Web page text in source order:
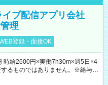
ブ配信アプリ会社
理
登録・面接OK
給2600円×実働7h30m×週5日×4
るものではありません。※給与即
件有）